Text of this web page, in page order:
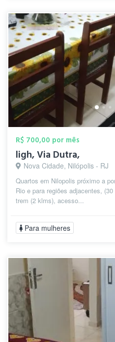
R$ 700,00 por mês
ligh, Via Dutra,
Nova Cidade, Nilópolis - RJ
Quartos em Nilopolis próximo a
Rio e para regiões adjacentes,
trem (2 klms), acesso...
Para mulheres